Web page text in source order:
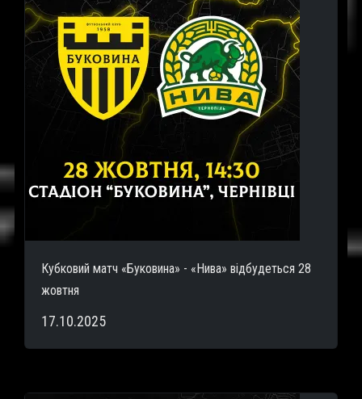
Кубковий матч «Буковина» - «Нива» відбудеться 28
жовтня
17.10.2025